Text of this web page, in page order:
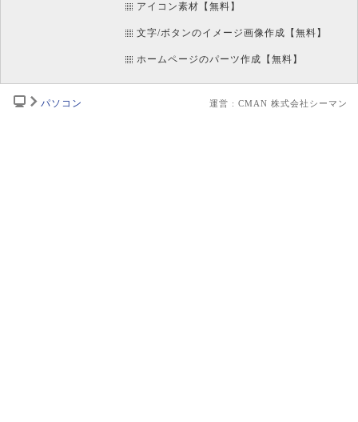
アイコン素材【無料】
文字/ボタンのイメージ画像作成【無料】
ホームページのパーツ作成【無料】
パソコン 運営 : CMAN 株式会社シーマン